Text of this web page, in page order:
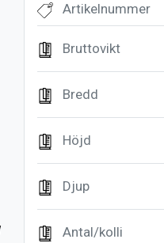
Artikelnummer
Bruttovikt
Bredd
Höjd
Djup
Antal/kolli